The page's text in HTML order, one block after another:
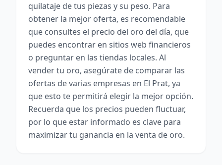
quilataje de tus piezas y su peso. Para
obtener la mejor oferta, es recomendable
que consultes el precio del oro del día, que
puedes encontrar en sitios web financieros
o preguntar en las tiendas locales. Al
vender tu oro, asegúrate de comparar las
ofertas de varias empresas en El Prat, ya
que esto te permitirá elegir la mejor opción.
Recuerda que los precios pueden fluctuar,
por lo que estar informado es clave para
maximizar tu ganancia en la venta de oro.